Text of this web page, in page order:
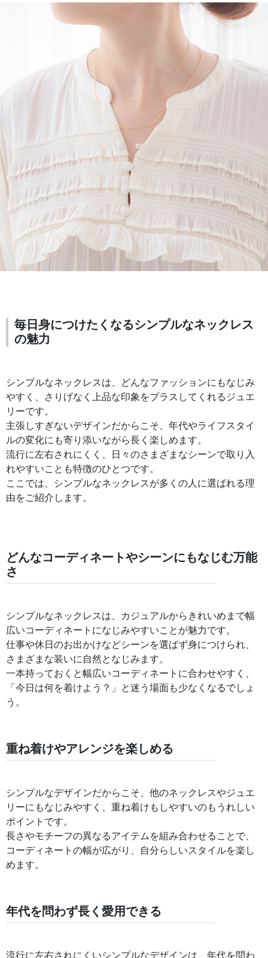
毎日身につけたくなるシンプルなネックレス
の魅力
シンプルなネックレスは、どんなファッションにもなじみ
やすく、さりげなく上品な印象をプラスしてくれるジュエ
リーです。
主張しすぎないデザインだからこそ、年代やライフスタイ
ルの変化にも寄り添いながら長く楽しめます。
流行に左右されにくく、日々のさまざまなシーンで取り入
れやすいことも特徴のひとつです。
ここでは、シンプルなネックレスが多くの人に選ばれる理
由をご紹介します。
どんなコーディネートやシーンにもなじむ万能
さ
シンプルなネックレスは、カジュアルからきれいめまで幅
広いコーディネートになじみやすいことが魅力です。
仕事や休日のお出かけなどシーンを選ばず身につけられ、
さまざまな装いに自然となじみます。
一本持っておくと幅広いコーディネートに合わせやすく、
「今日は何を着けよう？」と迷う場面も少なくなるでしょ
う。
重ね着けやアレンジを楽しめる
シンプルなデザインだからこそ、他のネックレスやジュエ
リーにもなじみやすく、重ね着けもしやすいのもうれしい
ポイントです。
長さやモチーフの異なるアイテムを組み合わせることで、
コーディネートの幅が広がり、自分らしいスタイルを楽し
めます。
年代を問わず長く愛用できる
流行に左右されにくいシンプルなデザインは、年代を問わ